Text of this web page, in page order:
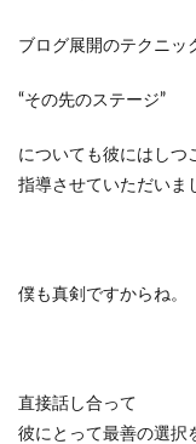
ブログ展開のテクニッ
“その先のステージ”
についても彼にはしつ
指導させていただいま
僕も真剣ですからね。
直接話し合って
彼にとって最善の選択